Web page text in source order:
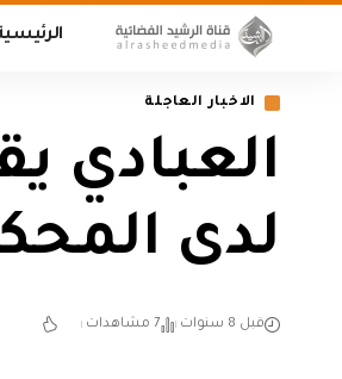
الاخبار العاجلة
العبادي
لدى
قبل 8 سنوات 7 مشاهدات